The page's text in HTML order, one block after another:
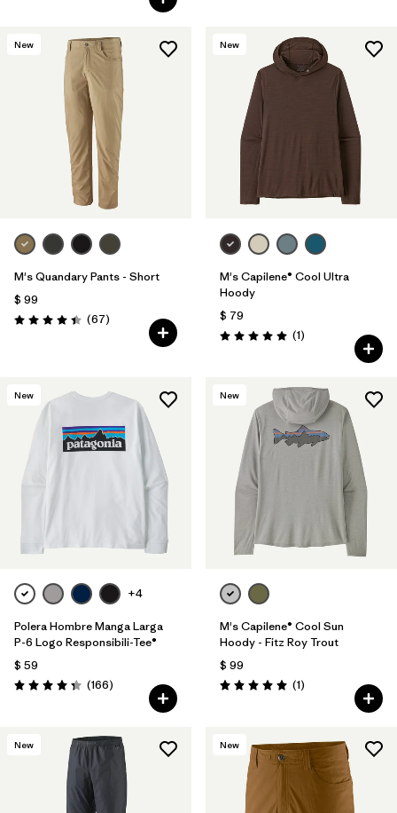
New
M's Quandary Pants - Short
$ 99
Valoración: 4.4 / 5
(67Comentarios
)
New
M's Capilene® Cool Ultra
Hoody
$ 79
Valoración: 5.0 / 5
(1Comentarios
)
New
+4
Polera Hombre Manga Larga
P-6 Logo Responsibili-Tee®
$ 59
Valoración: 4.4 / 5
(166Comentarios
)
New
M's Capilene® Cool Sun
Hoody - Fitz Roy Trout
$ 99
Valoración: 5.0 / 5
(1Comentarios
)
New New